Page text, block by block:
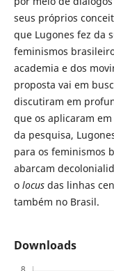
seus próprios
que Lugones fez da
feminismos
academia e dos
proposta vai em
discutiram em
que os aplicaram
da pesquisa,
para os feminismos
abarcam
o locusdas linhas
também no Brasil.
Downloads